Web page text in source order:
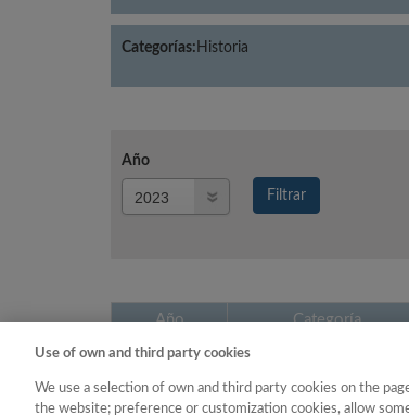
Categorías: Historia
Año
Filtrar
Año Categoría
2023
Use of own and third party cookies
We use a selection of own and third party cookies on the
the website; preference or customization cookies, allow